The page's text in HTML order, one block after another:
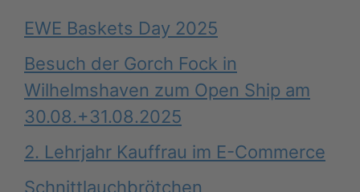
EWE Baskets Day 2025
Besuch der Gorch Fock in
Wilhelmshaven zum Open Ship am
30.08.+31.08.2025
2. Lehrjahr Kauffrau im E-Commerce
Schnittlauchbrötchen